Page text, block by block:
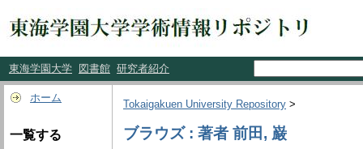
東海学園大学 図書館 研究者紹介
ホーム
一覧する
Tokaigakuen University Repository >
ブラウズ : 著者 前田, 巌